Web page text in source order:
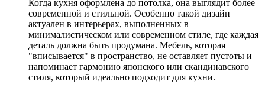
Когда кухня оформлена до потолка, она выглядит более
современной и стильной. Особенно такой дизайн
актуален в интерьерах, выполненных в
минималистическом или современном стиле, где каждая
деталь должна быть продумана. Мебель, которая
"вписывается" в пространство, не оставляет пустоты и
напоминает гармонию японского или скандинавского
стиля, который идеально подходит для кухни.